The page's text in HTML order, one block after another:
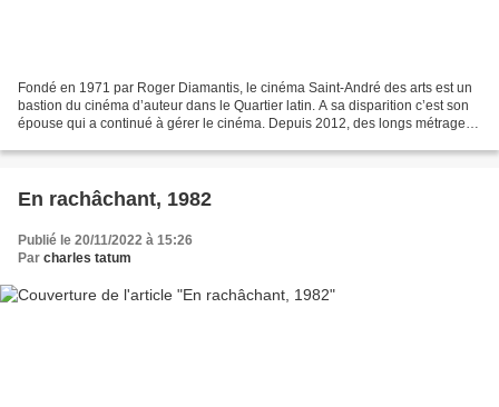
Fondé en 1971 par Roger Diamantis, le cinéma Saint-André des arts est un
bastion du cinéma d’auteur dans le Quartier latin. A sa disparition c’est son
épouse qui a continué à gérer le cinéma. Depuis 2012, des longs métrages
En rachâchant, 1982
Publié le 20/11/2022 à 15:26
Par charles tatum